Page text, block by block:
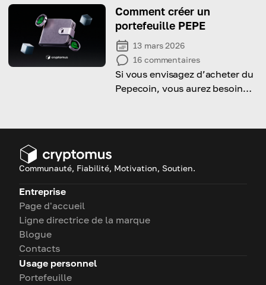
Apprenez à le faire avec
Cryptomus !
Comment créer un
portefeuille PEPE
13 mars 2026
16 commentaires
Si vous envisagez d’acheter du
Pepecoin, vous aurez besoin
Communauté, Fiabilité, Motivation, Soutien.
Entreprise
Page d'accueil
Ligne directrice de la marque
Blogue
Contacts
Usage personnel
Portefeuille